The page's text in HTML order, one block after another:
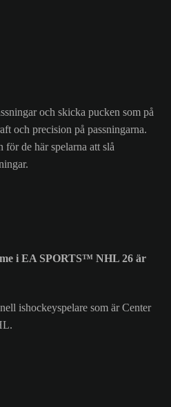
och skicka pucken som på
och precision på passningarna.
de här spelarna att slå
i EA SPORTS™ NHL 26 är
ishockeyspelare som är Center